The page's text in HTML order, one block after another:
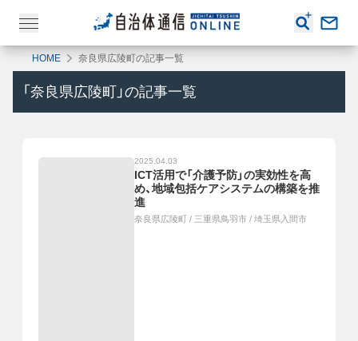
HOME 奈良県広陵町の記事一覧
「 奈良県広陵町 」の記事一覧
2025.04.03
ICT活用で「介護予防」の実効性を高
め、地域包括ケアシステムの構築を推
進
奈良県広陵町 / 三重県鳥羽市 / 埼玉県入間市